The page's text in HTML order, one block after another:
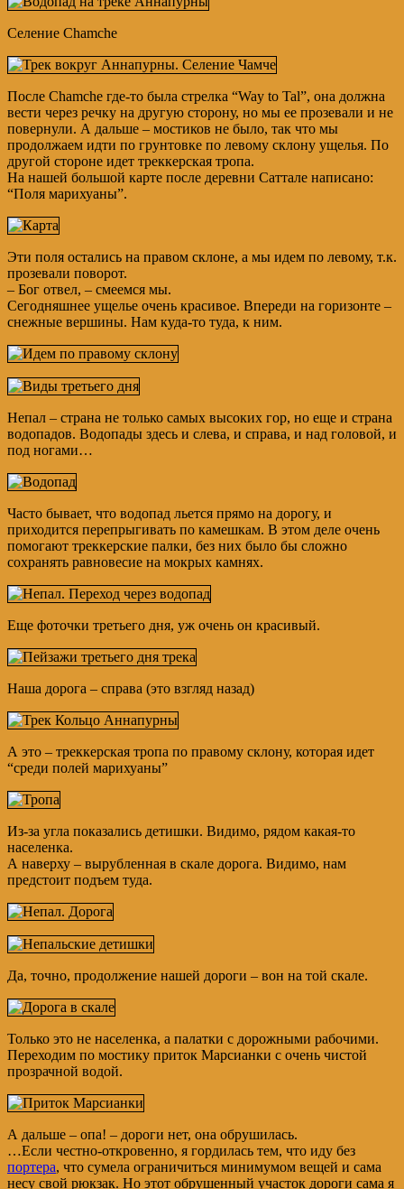
Селение Chamche
После Chamche где-то была стрелка “Way to Tal”, она должна
вести через речку на другую сторону, но мы ее прозевали и не
повернули. А дальше – мостиков не было, так что мы
продолжаем идти по грунтовке по левому склону ущелья. По
другой стороне идет треккерская тропа.
На нашей большой карте после деревни Саттале написано:
“Поля марихуаны”.
Эти поля остались на правом склоне, а мы идем по левому, т.к.
прозевали поворот.
– Бог отвел, – смеемся мы.
Сегодняшнее ущелье очень красивое. Впереди на горизонте –
снежные вершины. Нам куда-то туда, к ним.
Непал – страна не только самых высоких гор, но еще и страна
водопадов. Водопады здесь и слева, и справа, и над головой, и
под ногами…
Часто бывает, что водопад льется прямо на дорогу, и
приходится перепрыгивать по камешкам. В этом деле очень
помогают треккерские палки, без них было бы сложно
сохранять равновесие на мокрых камнях.
Еще фоточки третьего дня, уж очень он красивый.
Наша дорога – справа (это взгляд назад)
А это – треккерская тропа по правому склону, которая идет
“среди полей марихуаны”
Из-за угла показались детишки. Видимо, рядом какая-то
населенка.
А наверху – вырубленная в скале дорога. Видимо, нам
предстоит подъем туда.
Да, точно, продолжение нашей дороги – вон на той скале.
Только это не населенка, а палатки с дорожными рабочими.
Переходим по мостику приток Марсианки с очень чистой
прозрачной водой.
А дальше – опа! – дороги нет, она обрушилась.
…Если честно-откровенно, я гордилась тем, что иду без
портера, что сумела ограничиться минимумом вещей и сама
несу свой рюкзак. Но этот обрушенный участок дороги сама я